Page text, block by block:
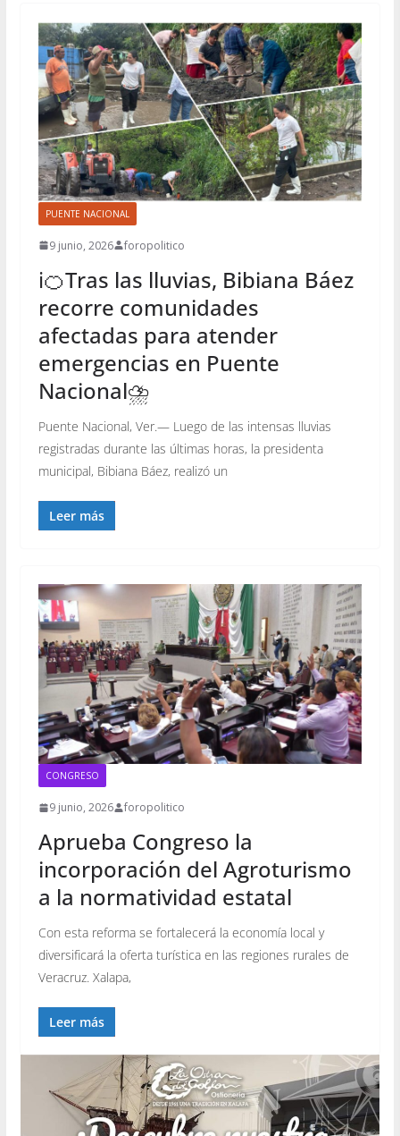
PUENTE NACIONAL
9 junio, 2026 foropolitico
ℹ️🍊Tras las lluvias, Bibiana Báez
recorre comunidades
afectadas para atender
emergencias en Puente
Nacional⛈️
Puente Nacional, Ver.— Luego de las intensas lluvias
registradas durante las últimas horas, la presidenta
municipal, Bibiana Báez, realizó un
Leer más
CONGRESO
9 junio, 2026 foropolitico
Aprueba Congreso la
incorporación del Agroturismo
a la normatividad estatal
Con esta reforma se fortalecerá la economía local y
diversificará la oferta turística en las regiones rurales de
Veracruz. Xalapa,
Leer más